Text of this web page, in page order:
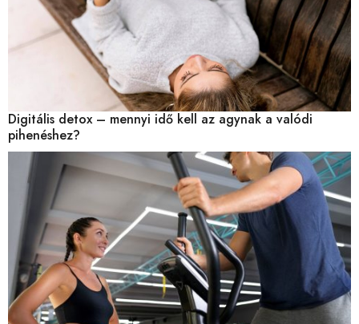
Digitális detox – mennyi idő kell az agynak a valódi
pihenéshez?